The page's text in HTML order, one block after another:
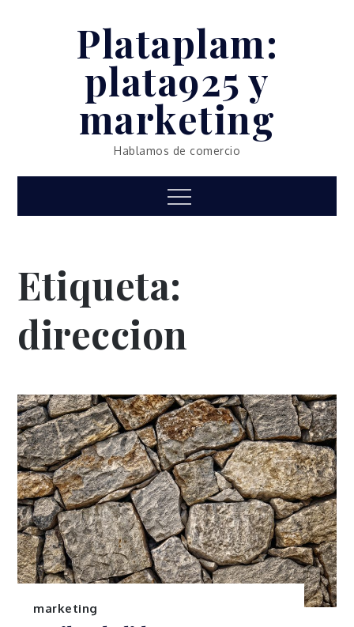
Plataplam:
plata925 y
marketing
Hablamos de comercio
Menu
Etiqueta:
direccion
marketing